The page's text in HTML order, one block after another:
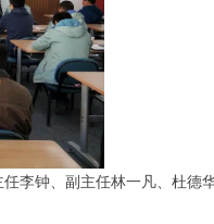
钟、副主任林一凡、杜德